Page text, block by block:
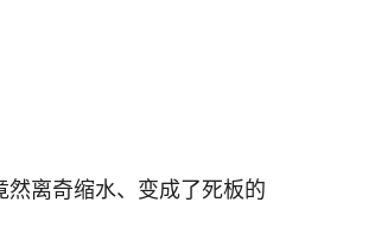
离奇缩水、变成了死板的